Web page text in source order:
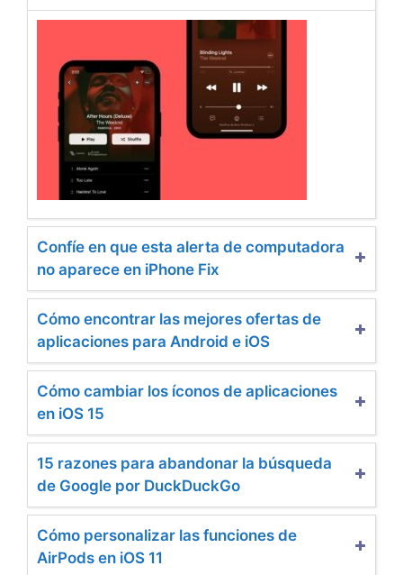
Confíe en que esta alerta de computadora
no aparece en iPhone Fix
Cómo encontrar las mejores ofertas de
aplicaciones para Android e iOS
Cómo cambiar los íconos de aplicaciones
en iOS 15
15 razones para abandonar la búsqueda
de Google por DuckDuckGo
Cómo personalizar las funciones de
AirPods en iOS 11